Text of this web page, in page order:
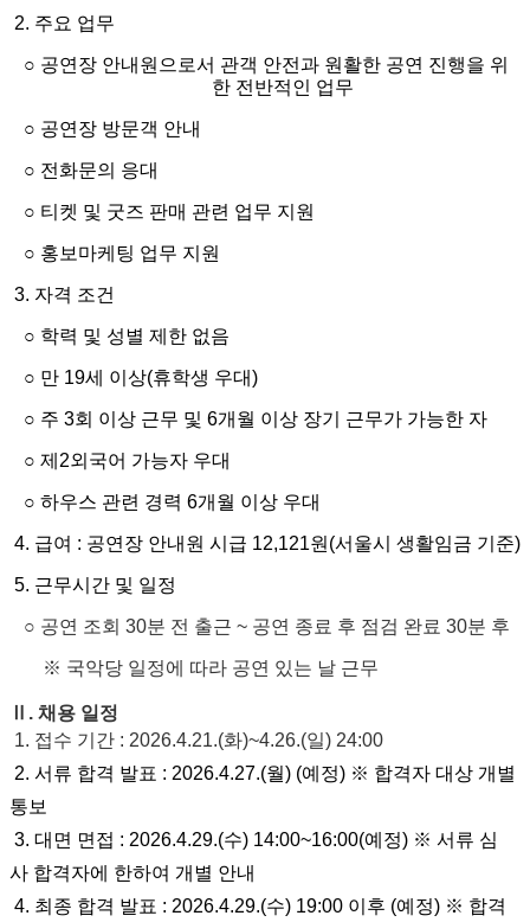
2. 주요 업무
○ 공연장 안내원으로서 관객 안전과 원활한 공연 진행을 위
한 전반적인 업무
○ 공연장 방문객 안내
○ 전화문의 응대
○ 티켓 및 굿즈 판매 관련 업무 지원
○ 홍보마케팅 업무 지원
3. 자격 조건
○ 학력 및 성별 제한 없음
○ 만 19세 이상(휴학생 우대)
○ 주 3회 이상 근무 및 6개월 이상 장기 근무가 가능한 자
○ 제2외국어 가능자 우대
○ 하우스 관련 경력 6개월 이상 우대
4. 급여 : 공연장 안내원 시급 12,121원(서울시 생활임금 기준)
5. 근무시간 및 일정
○ 공연 조회 30분 전 출근 ~ 공연 종료 후 점검 완료 30분 후
※ 국악당 일정에 따라 공연 있는 날 근무
Ⅱ. 채용 일정
1. 접수 기간 : 2026.4.21.(화)~4.26.(일) 24:00
2. 서류 합격 발표 : 2026.4.27.(월) (예정) ※ 합격자 대상 개별
통보
3. 대면 면접 : 2026.4.29.(수) 14:00~16:00(예정) ※ 서류 심
사 합격자에 한하여 개별 안내
4. 최종 합격 발표 : 2026.4.29.(수) 19:00 이후 (예정) ※ 합격